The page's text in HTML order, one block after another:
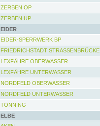
ZERBEN OP
ZERBEN UP
EIDER
EIDER-SPERRWERK BP
FRIEDRICHSTADT STRASSENBRÜCKE
LEXFÄHRE OBERWASSER
LEXFÄHRE UNTERWASSER
NORDFELD OBERWASSER
NORDFELD UNTERWASSER
TÖNNING
ELBE